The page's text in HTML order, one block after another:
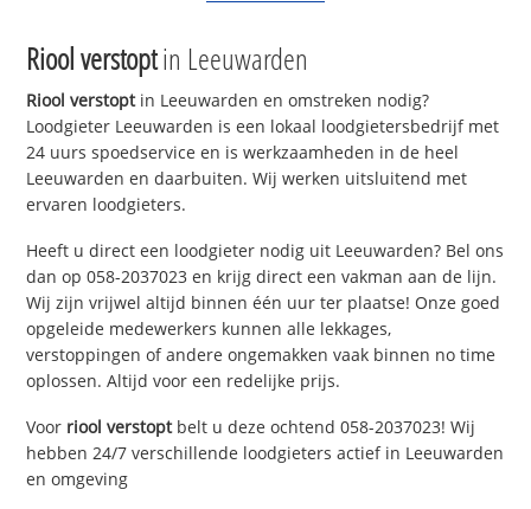
Riool verstoptin Leeuwarden
Riool verstoptin Leeuwarden en omstreken nodig?
Loodgieter Leeuwarden is een lokaal loodgietersbedrijf met
24 uurs spoedservice en is werkzaamheden in de heel
Leeuwarden en daarbuiten. Wij werken uitsluitend met
ervaren loodgieters.
Heeft u direct een loodgieter nodig uit Leeuwarden? Bel ons
dan op 058-2037023 en krijg direct een vakman aan de lijn.
Wij zijn vrijwel altijd binnen één uur ter plaatse! Onze goed
opgeleide medewerkers kunnen alle lekkages,
verstoppingen of andere ongemakken vaak binnen no time
oplossen. Altijd voor een redelijke prijs.
Voor riool verstoptbelt u deze ochtend 058-2037023! Wij
hebben 24/7 verschillende loodgieters actief in Leeuwarden
en omgeving